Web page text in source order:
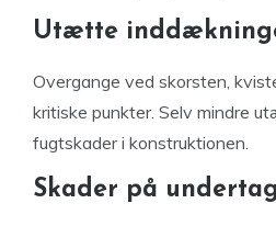
Utætte
Overgange ved skorsten,
kritiske punkter. Selv mindre
fugtskader i konstruktionen.
Skader på undertag